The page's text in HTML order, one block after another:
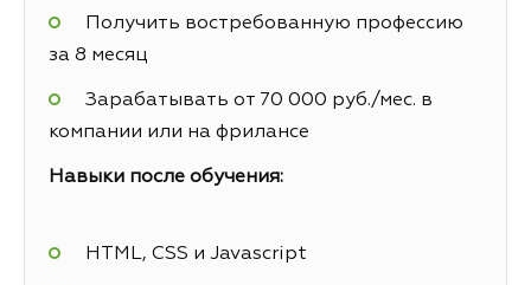
Получить востребованную профессию
за 8 месяц
Зарабатывать от 70 000 руб./мес. в
компании или на фрилансе
Навыки после обучения:
HTML, CSS и Javascript